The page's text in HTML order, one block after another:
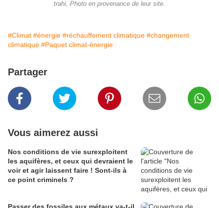
trahi, Photo en provenance de leur site.
#Climat #énergie #réchauffement climatique #changement
climatique #Paquet climat-énergie
Partager
Vous aimerez aussi
Nos conditions de vie surexploitent
les aquifères, et ceux qui devraient le
voir et agir laissent faire ! Sont-ils à
ce point criminels ?